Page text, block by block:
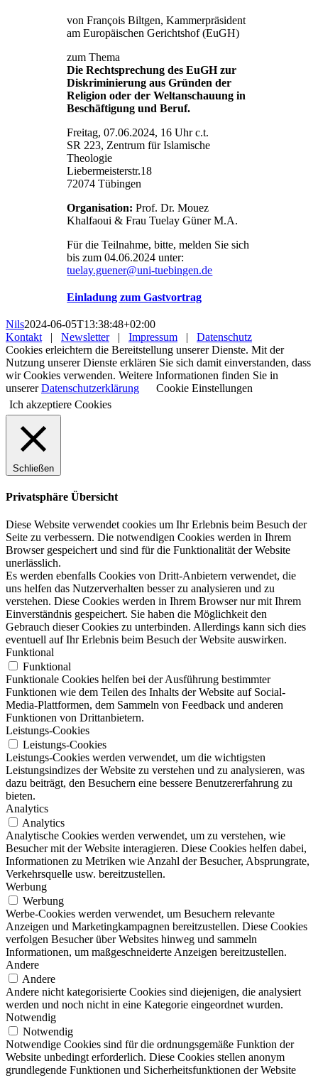
von François Biltgen, Kammerpräsident
am Europäischen Gerichtshof (EuGH)
zum Thema
Die Rechtsprechung des EuGH zur
Diskriminierung aus Gründen der
Religion oder der Weltanschauung in
Beschäftigung und Beruf.
Freitag, 07.06.2024, 16 Uhr c.t.
SR 223, Zentrum für Islamische
Theologie
Liebermeisterstr.18
72074 Tübingen
Organisation: Prof. Dr. Mouez
Khalfaoui & Frau Tuelay Güner M.A.
Für die Teilnahme, bitte, melden Sie sich
bis zum 04.06.2024 unter:
tuelay.guener@uni-tuebingen.de
Einladung zum Gastvortrag
Nils2024-06-05T13:38:48+02:00
Kontakt | Newsletter| Impressum | Datenschutz
Cookies erleichtern die Bereitstellung unserer Dienste. Mit der
Nutzung unserer Dienste erklären Sie sich damit einverstanden, dass
wir Cookies verwenden. Weitere Informationen finden Sie in
unsererDatenschutzerklärung
Cookie Einstellungen
Ich akzeptiere Cookies
Schließen
Privatsphäre Übersicht
Diese Website verwendet cookies um Ihr Erlebnis beim Besuch der
Seite zu verbessern. Die notwendigen Cookies werden in Ihrem
Browser gespeichert und sind für die Funktionalität der Website
unerlässlich.
Es werden ebenfalls Cookies von Dritt-Anbietern verwendet, die
uns helfen das Nutzerverhalten besser zu analysieren und zu
verstehen. Diese Cookies werden in Ihrem Browser nur mit Ihrem
Einverständnis gespeichert. Sie haben die Möglichkeit den
Gebrauch dieser Cookies zu unterbinden. Allerdings kann sich dies
eventuell auf Ihr Erlebnis beim Besuch der Website auswirken.
Funktional
Funktional
Funktionale Cookies helfen bei der Ausführung bestimmter
Funktionen wie dem Teilen des Inhalts der Website auf Social-
Media-Plattformen, dem Sammeln von Feedback und anderen
Funktionen von Drittanbietern.
Leistungs-Cookies
Leistungs-Cookies
Leistungs-Cookies werden verwendet, um die wichtigsten
Leistungsindizes der Website zu verstehen und zu analysieren, was
dazu beiträgt, den Besuchern eine bessere Benutzererfahrung zu
bieten.
Analytics
Analytics
Analytische Cookies werden verwendet, um zu verstehen, wie
Besucher mit der Website interagieren. Diese Cookies helfen dabei,
Informationen zu Metriken wie Anzahl der Besucher, Absprungrate,
Verkehrsquelle usw. bereitzustellen.
Werbung
Werbung
Werbe-Cookies werden verwendet, um Besuchern relevante
Anzeigen und Marketingkampagnen bereitzustellen. Diese Cookies
verfolgen Besucher über Websites hinweg und sammeln
Informationen, um maßgeschneiderte Anzeigen bereitzustellen.
Andere
Andere
Andere nicht kategorisierte Cookies sind diejenigen, die analysiert
werden und noch nicht in eine Kategorie eingeordnet wurden.
Notwendig
Notwendig
Notwendige Cookies sind für die ordnungsgemäße Funktion der
Website unbedingt erforderlich. Diese Cookies stellen anonym
grundlegende Funktionen und Sicherheitsfunktionen der Website